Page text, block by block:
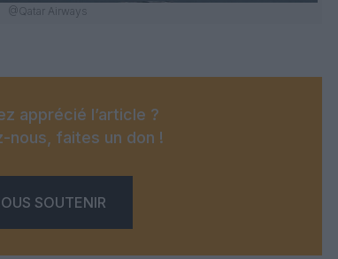
@Qatar Airways
apprécié l’article ?
nous, faites un don !
SOUTENIR